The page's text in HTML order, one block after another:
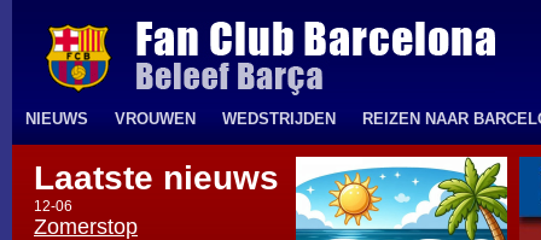
NIEUWS VROUWEN WEDSTRIJDEN REIZEN NAAR
Laatste nieuws
12-06
Zomerstop